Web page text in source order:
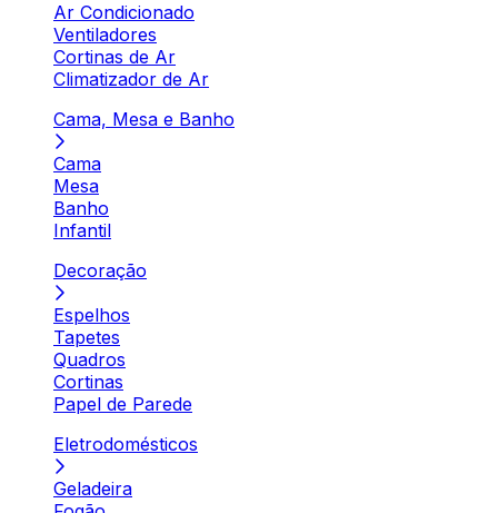
Ar Condicionado
Ventiladores
Cortinas de Ar
Climatizador de Ar
Cama, Mesa e Banho
Cama
Mesa
Banho
Infantil
Decoração
Espelhos
Tapetes
Quadros
Cortinas
Papel de Parede
Eletrodomésticos
Geladeira